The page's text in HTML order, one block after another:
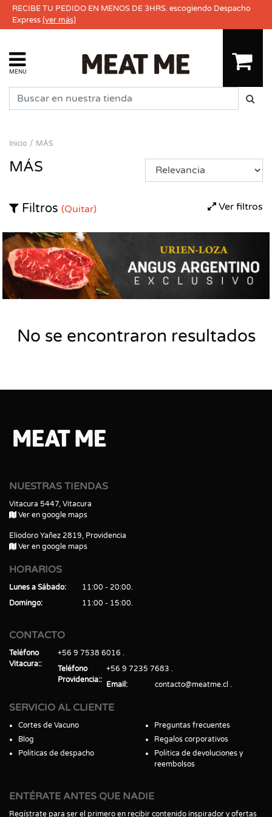
RECIBE TU PEDIDO EN MENOS DE 3HRS. escogiendo Despacho
Express(ver más)
MENU
Inicio MÁS
MÁS
Ver filtros
Filtros (Quitar)
No se encontraron resultados
NUESTRAS TIENDAS
Vitacura 5447, Vitacura
Ver en google maps
Eliodoro Yañez 2819, Providencia
Ver en google maps
HORARIOS
Lunes a Sábado
11:00 - 20:00
Domingo
11:00 - 15:00
CONTACTO
Teléfono
Vitacura:
+56 9 7538 6016
Teléfono
Providencia:
+56 9 7235 7683
Email
contacto@meatme.cl
SERVICIO AL CLIENTE
Cortes de Vacuno
Blog
Políticas de despacho
Preguntas frecuentes
Regalos corporativos
Política de devoluciones y
reembolsos
ENTÉRATE ANTES QUE NADIE
Regístrate para ser el primero en recibir contenido inspirador y ofertas